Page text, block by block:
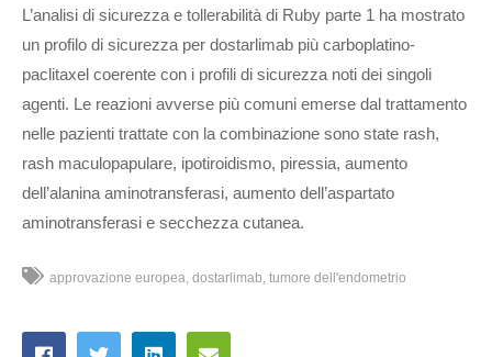
L’analisi di sicurezza e tollerabilità di Ruby parte 1 ha mostrato
un profilo di sicurezza per dostarlimab più carboplatino-
paclitaxel coerente con i profili di sicurezza noti dei singoli
agenti. Le reazioni avverse più comuni emerse dal trattamento
nelle pazienti trattate con la combinazione sono state rash,
rash maculopapulare, ipotiroidismo, piressia, aumento
dell’alanina aminotransferasi, aumento dell’aspartato
aminotransferasi e secchezza cutanea.
approvazione europea dostarlimab tumore dell'endometrio